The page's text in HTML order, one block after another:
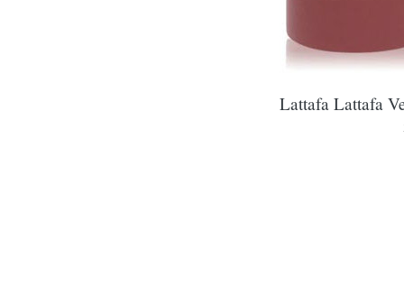
Lattafa Lattafa